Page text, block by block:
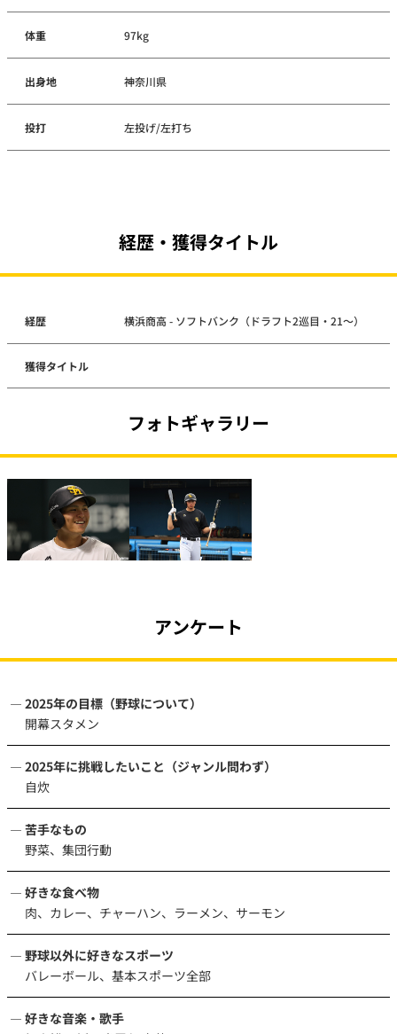
体重 97kg
出身地 神奈川県
投打 左投げ/左打ち
経歴・獲得タイトル
経歴 横浜商高 - ソフトバンク（ドラフト2巡目・21～）
獲得タイトル
フォトギャラリー
アンケート
2025年の目標（野球について）
開幕スタメン
2025年に挑戦したいこと（ジャンル問わず）
自炊
苦手なもの
野菜、集団行動
好きな食べ物
肉、カレー、チャーハン、ラーメン、サーモン
野球以外に好きなスポーツ
バレーボール、基本スポーツ全部
好きな音楽・歌手